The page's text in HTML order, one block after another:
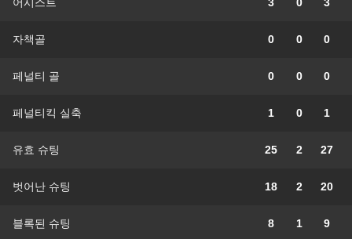
자책골 0 0 0
페널티 골 0 0 0
페널티킥 실축 1 0 1
유효 슈팅 25 2 27
벗어난 슈팅 18 2 20
블록된 슈팅 8 1 9